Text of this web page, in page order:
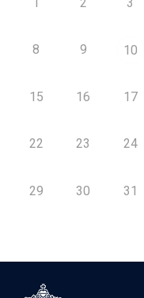
8 9 10
15 16 17
22 23 24
29 30 31